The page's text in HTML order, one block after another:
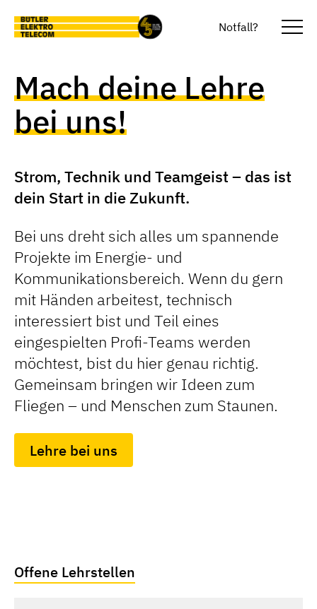
Notfall?
Mach deineLehre
bei uns!
Strom, Technik und Teamgeist – das ist
dein Start in die Zukunft.
Bei uns dreht sich alles um spannende
Projekte im Energie- und
Kommunikationsbereich. Wenn du gern
mit Händen arbeitest, technisch
interessiert bist und Teil eines
eingespielten Profi-Teams werden
möchtest, bist du hier genau richtig.
Gemeinsam bringen wir Ideen zum
Fliegen – und Menschen zum Staunen.
Lehre bei uns
Offene Lehrstellen